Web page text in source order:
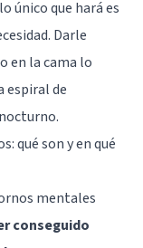
único que hará es
Darle
en la cama lo
espiral de
qué son y en qué
mentales
conseguido